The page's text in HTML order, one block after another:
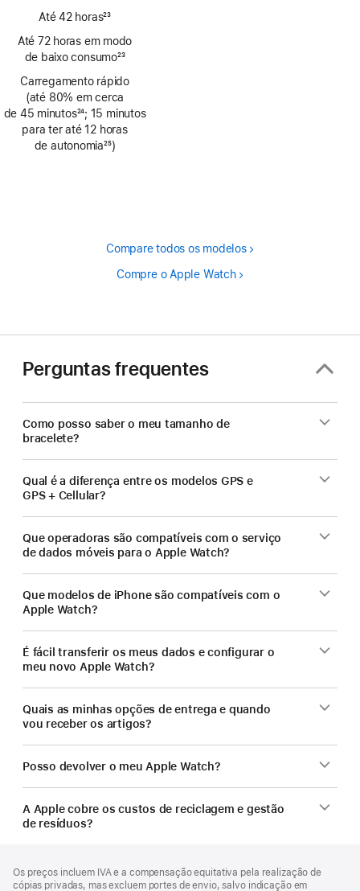
Até 42 horas
de
rodapé
23
Até 72 horas em modo
de baixo consumo
de
rodapé
23
Carregamento rápido
(até 80% em cerca
de 45 minutos
Nota
24; 15 minutos
para ter até 12 horas
de autonomia25)
Compare todos os modelos
Compre o Apple Watch
Perguntas frequentes
Como posso saber o meu tamanho de
bracelete?
Qual é a diferença entre os modelos GPS e
GPS + Cellular?
Que operadoras são compatíveis com o serviço
de dados móveis para o Apple Watch?
Que modelos de iPhone são compatíveis com o
Apple Watch?
É fácil transferir os meus dados e configurar o
meu novo Apple Watch?
Quais as minhas opções de entrega e quando
vou receber os artigos?
Posso devolver o meu Apple Watch?
A Apple cobre os custos de reciclagem e gestão
de resíduos?
de
Os preços incluem IVA e a compensação equitativa pela realização de
cópias privadas, mas excluem portes de envio, salvo indicação em